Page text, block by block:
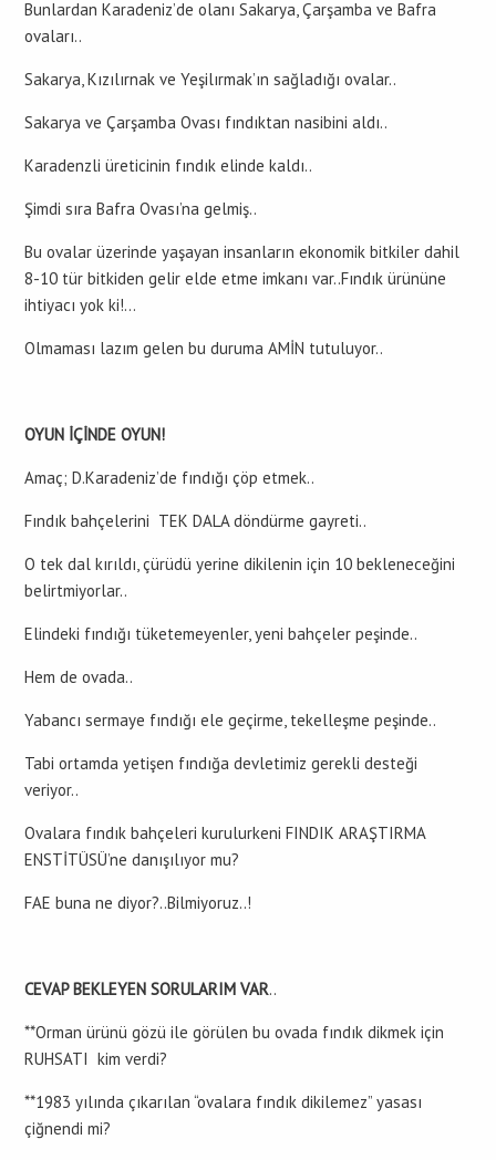
Bunlardan Karadeniz’de olanı Sakarya, Çarşamba ve Bafra
ovaları..
Sakarya, Kızılırnak ve Yeşilırmak’ın sağladığı ovalar..
Sakarya ve Çarşamba Ovası fındıktan nasibini aldı..
Karadenzli üreticinin fındık elinde kaldı..
Şimdi sıra Bafra Ovası’na gelmiş..
Bu ovalar üzerinde yaşayan insanların ekonomik bitkiler dahil
8-10 tür bitkiden gelir elde etme imkanı var..Fındık ürününe
ihtiyacı yok ki!…
Olmaması lazım gelen bu duruma AMİN tutuluyor..
OYUN İÇİNDE OYUN!
Amaç; D.Karadeniz’de fındığı çöp etmek..
Fındık bahçelerini TEK DALA döndürme gayreti..
O tek dal kırıldı, çürüdü yerine dikilenin için 10 bekleneceğini
belirtmiyorlar..
Elindeki fındığı tüketemeyenler, yeni bahçeler peşinde..
Hem de ovada..
Yabancı sermaye fındığı ele geçirme, tekelleşme peşinde..
Tabi ortamda yetişen fındığa devletimiz gerekli desteği
veriyor..
Ovalara fındık bahçeleri kurulurkeni FINDIK ARAŞTIRMA
ENSTİTÜSÜ’ne danışılıyor mu?
FAE buna ne diyor?..Bilmiyoruz..!
CEVAP BEKLEYEN SORULARIM VAR..
**Orman ürünü gözü ile görülen bu ovada fındık dikmek için
RUHSATI kim verdi?
**1983 yılında çıkarılan “ovalara fındık dikilemez” yasası
çiğnendi mi?